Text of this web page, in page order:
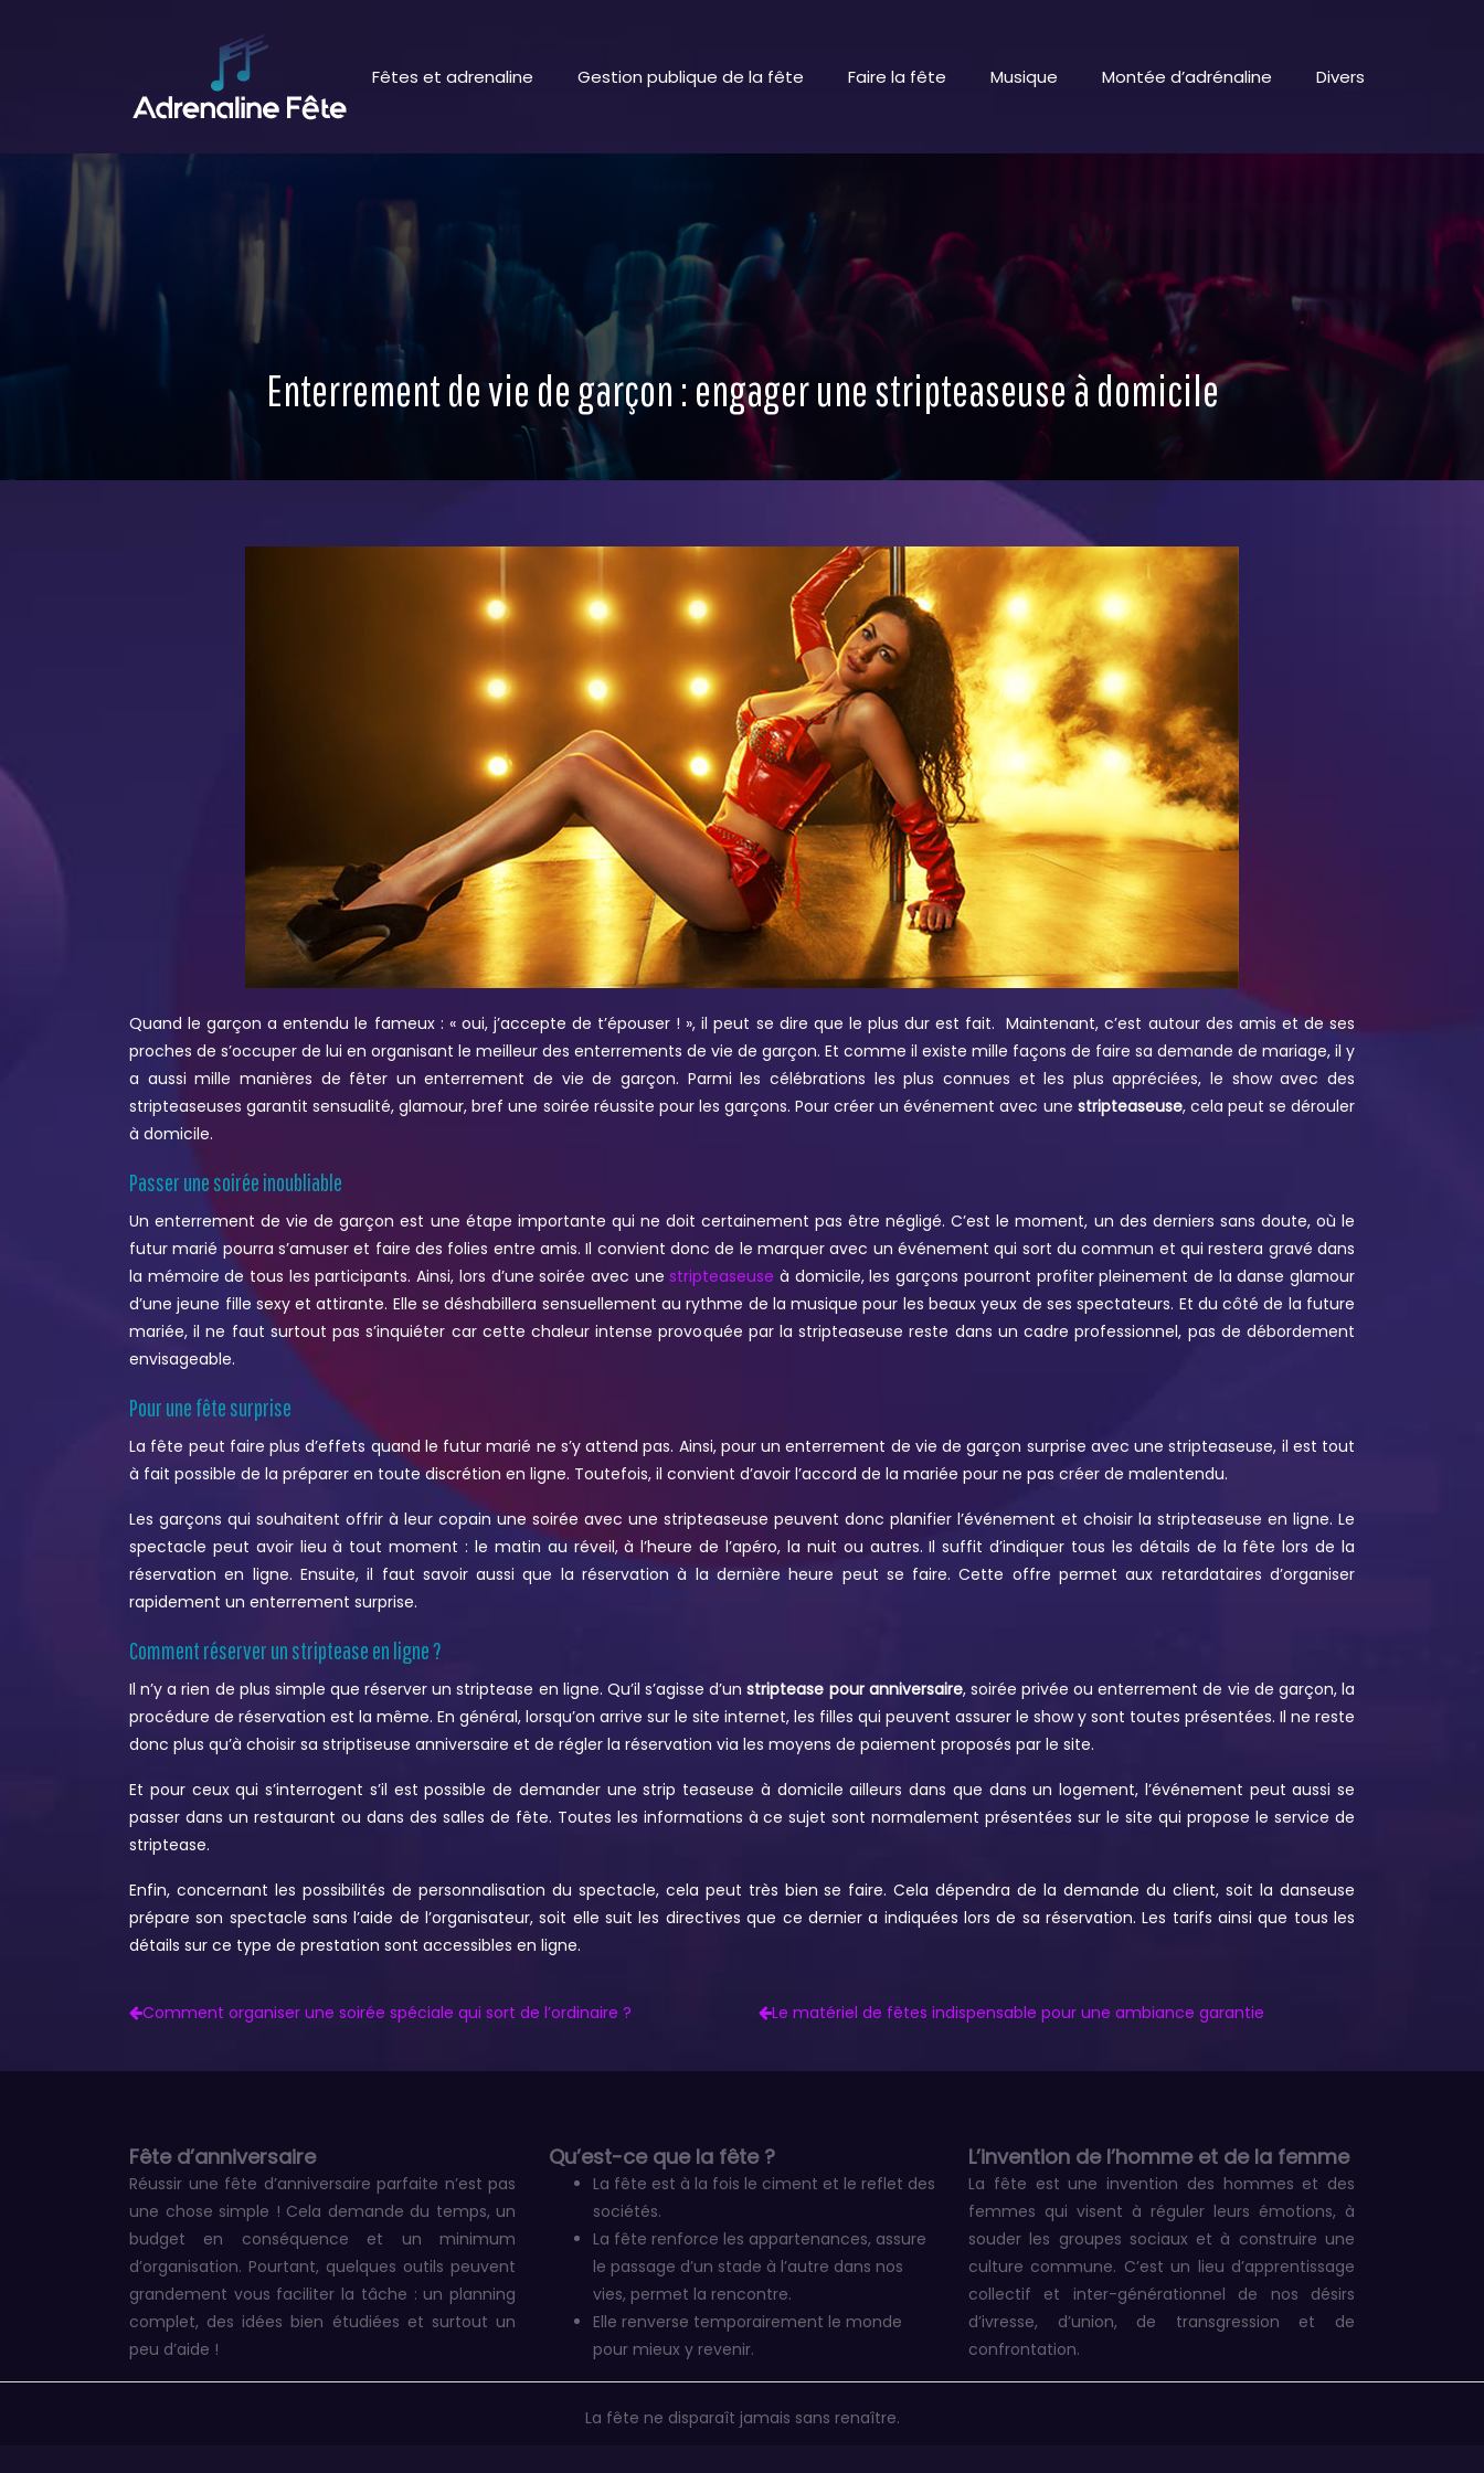
Fêtes et adrenaline Gestion publique de la fête Faire la fête Musique Montée d’adrénaline Divers
Enterrement de vie de garçon : engager une stripteaseuse à domicile
Quand le garçon a entendu le fameux : « oui, j’accepte de t’épouser ! », il peut se dire que le plus dur est fait. Maintenant, c’est autour des amis et de ses
proches de s’occuper de lui en organisant le meilleur des enterrements de vie de garçon. Et comme il existe mille façons de faire sa demande de mariage, il y
a aussi mille manières de fêter un enterrement de vie de garçon. Parmi les célébrations les plus connues et les plus appréciées, le show avec des
stripteaseuses garantit sensualité, glamour, bref une soirée réussite pour les garçons. Pour créer un événement avec une stripteaseuse, cela peut se dérouler
à domicile.
Passer une soirée inoubliable
Un enterrement de vie de garçon est une étape importante qui ne doit certainement pas être négligé. C’est le moment, un des derniers sans doute, où le
futur marié pourra s’amuser et faire des folies entre amis. Il convient donc de le marquer avec un événement qui sort du commun et qui restera gravé dans
la mémoire de tous les participants. Ainsi, lors d’une soirée avec unestripteaseuse à domicile, les garçons pourront profiter pleinement de la danse glamour
d’une jeune fille sexy et attirante. Elle se déshabillera sensuellement au rythme de la musique pour les beaux yeux de ses spectateurs. Et du côté de la future
mariée, il ne faut surtout pas s’inquiéter car cette chaleur intense provoquée par la stripteaseuse reste dans un cadre professionnel, pas de débordement
envisageable.
Pour une fête surprise
La fête peut faire plus d’effets quand le futur marié ne s’y attend pas. Ainsi, pour un enterrement de vie de garçon surprise avec une stripteaseuse, il est tout
à fait possible de la préparer en toute discrétion en ligne. Toutefois, il convient d’avoir l’accord de la mariée pour ne pas créer de malentendu.
Les garçons qui souhaitent offrir à leur copain une soirée avec une stripteaseuse peuvent donc planifier l’événement et choisir la stripteaseuse en ligne. Le
spectacle peut avoir lieu à tout moment : le matin au réveil, à l’heure de l’apéro, la nuit ou autres. Il suffit d’indiquer tous les détails de la fête lors de la
réservation en ligne. Ensuite, il faut savoir aussi que la réservation à la dernière heure peut se faire. Cette offre permet aux retardataires d’organiser
rapidement un enterrement surprise.
Comment réserver un striptease en ligne ?
Il n’y a rien de plus simple que réserver un striptease en ligne. Qu’il s’agisse d’unstriptease pour anniversaire, soirée privée ou enterrement de vie de garçon, la
procédure de réservation est la même. En général, lorsqu’on arrive sur le site internet, les filles qui peuvent assurer le show y sont toutes présentées. Il ne reste
donc plus qu’à choisir sa striptiseuse anniversaire et de régler la réservation via les moyens de paiement proposés par le site.
Et pour ceux qui s’interrogent s’il est possible de demander une strip teaseuse à domicile ailleurs dans que dans un logement, l’événement peut aussi se
passer dans un restaurant ou dans des salles de fête. Toutes les informations à ce sujet sont normalement présentées sur le site qui propose le service de
striptease.
Enfin, concernant les possibilités de personnalisation du spectacle, cela peut très bien se faire. Cela dépendra de la demande du client, soit la danseuse
prépare son spectacle sans l’aide de l’organisateur, soit elle suit les directives que ce dernier a indiquées lors de sa réservation. Les tarifs ainsi que tous les
détails sur ce type de prestation sont accessibles en ligne.
Comment organiser une soirée spéciale qui sort de l’ordinaire ? Le matériel de fêtes indispensable pour une ambiance garantie
Fête d’anniversaire
Réussir une fête d’anniversaire parfaite n’est pas
une chose simple ! Cela demande du temps, un
budget en conséquence et un minimum
d’organisation. Pourtant, quelques outils peuvent
grandement vous faciliter la tâche : un planning
complet, des idées bien étudiées et surtout un
peu d’aide !
Qu’est-ce que la fête ?
La fête est à la fois le ciment et le reflet des
sociétés.
La fête renforce les appartenances, assure
le passage d’un stade à l’autre dans nos
vies, permet la rencontre.
Elle renverse temporairement le monde
pour mieux y revenir.
L’invention de l’homme et de la femme
La fête est une invention des hommes et des
femmes qui visent à réguler leurs émotions, à
souder les groupes sociaux et à construire une
culture commune. C’est un lieu d’apprentissage
collectif et inter-générationnel de nos désirs
d’ivresse, d’union, de transgression et de
confrontation.
La fête ne disparaît jamais sans renaître.